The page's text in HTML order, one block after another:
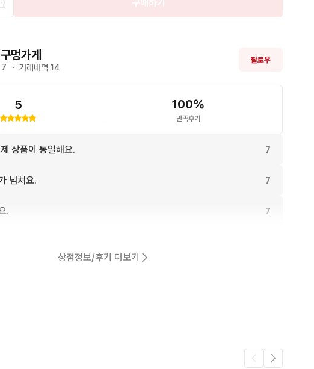
구매하기
멍가게
7 ・ 거래내역 14
팔로우
5 100%
만족후기
상품이 동일해요. 7
넘쳐요. 7
. 7
상점정보/후기 더보기